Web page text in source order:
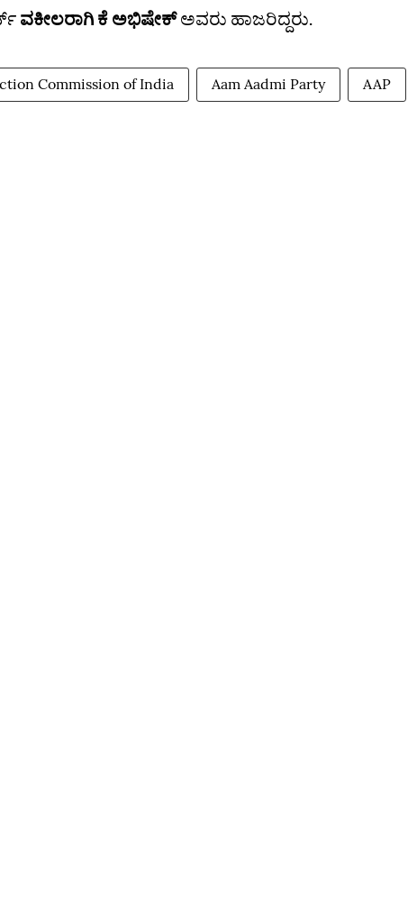
ವಕೀಲರಾಗಿ ಕೆ ಅಭಿಷೇಕ್‌ಅವರು ಹಾಜರಿದ್ದರು.
Commission of India Aam Aadmi Party AAP